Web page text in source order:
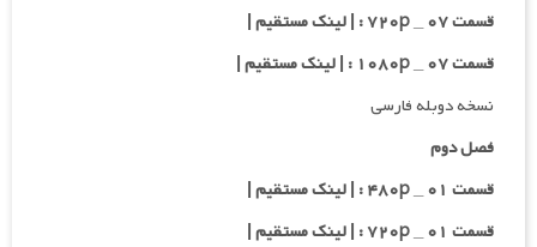
قسمت ۰۷ _ ۷۲۰p : | لینک مستقیم |
قسمت ۰۷ _ ۱۰۸۰p : | لینک مستقیم |
نسخه دوبله فارسی
فصل دوم
قسمت ۰۱ _ ۴۸۰p : | لینک مستقیم |
قسمت ۰۱ _ ۷۲۰p : | لینک مستقیم |